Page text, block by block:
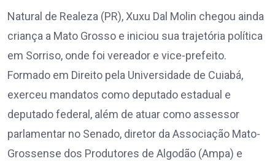
Natural de Realeza (PR), Xuxu Dal Molin chegou ainda
criança a Mato Grosso e iniciou sua trajetória política
em Sorriso, onde foi vereador e vice-prefeito.
Formado em Direito pela Universidade de Cuiabá,
exerceu mandatos como deputado estadual e
deputado federal, além de atuar como assessor
parlamentar no Senado, diretor da Associação Mato-
Grossense dos Produtores de Algodão (Ampa) e